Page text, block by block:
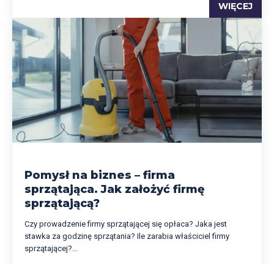
WIĘCEJ
Pomysł na biznes – firma
sprzątająca. Jak założyć firmę
sprzątającą?
Czy prowadzenie firmy sprzątającej się opłaca? Jaka jest
stawka za godzinę sprzątania? Ile zarabia właściciel firmy
sprzątającej?...